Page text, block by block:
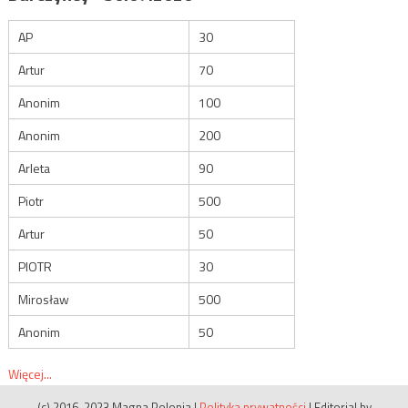
AP
30
Artur
70
Anonim
100
Anonim
200
Arleta
90
Piotr
500
Artur
50
PIOTR
30
Mirosław
500
Anonim
50
Więcej...